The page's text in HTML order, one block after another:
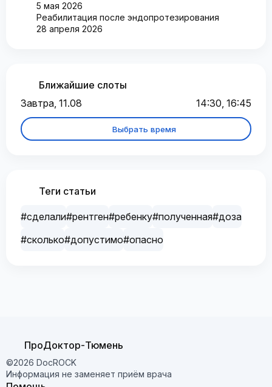
5 мая 2026
Реабилитация после эндопротезирования
28 апреля 2026
Ближайшие слоты
Завтра, 11.08
14:30, 16:45
Выбрать время
Теги статьи
#сделали#рентген#ребенку#полученная#доза
#сколько#допустимо#опасно
ПроДоктор-Тюмень
©2026 DocROCK
Информация не заменяет приём врача